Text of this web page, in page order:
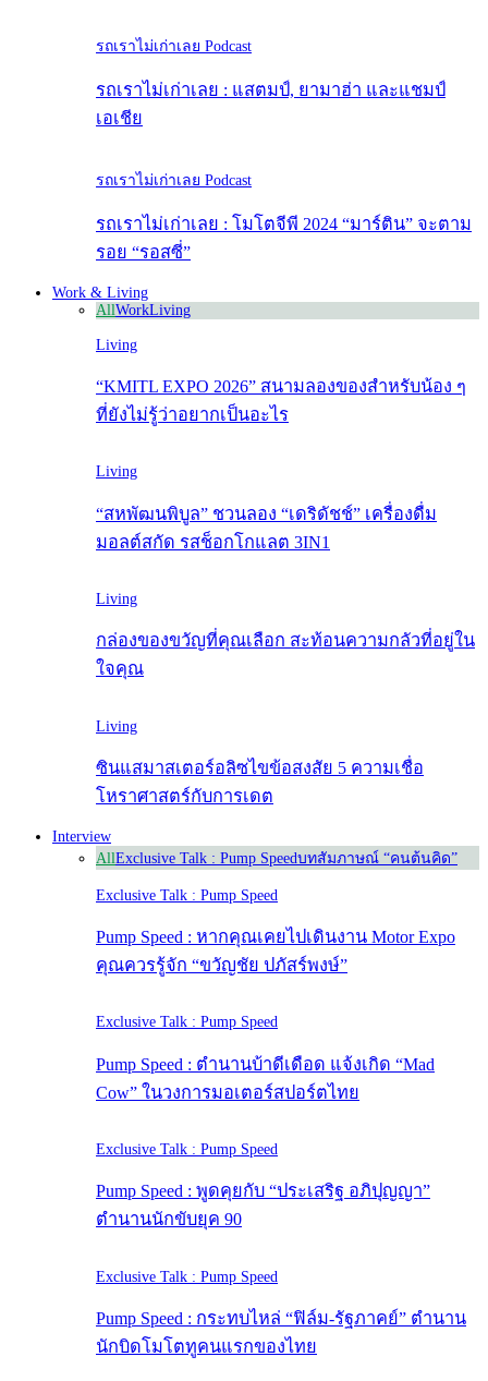
รถเราไม่เก่าเลย Podcast
รถเราไม่เก่าเลย : แสตมป์, ยามาฮ่า และแชมป์
เอเชีย
รถเราไม่เก่าเลย Podcast
รถเราไม่เก่าเลย : โมโตจีพี 2024 “มาร์ติน” จะตาม
รอย “รอสซี่”
Work & Living
AllWorkLiving
Living
“KMITL EXPO 2026” สนามลองของสำหรับน้อง ๆ
ที่ยังไม่รู้ว่าอยากเป็นอะไร
Living
“สหพัฒนพิบูล” ชวนลอง “เดริดัชช์” เครื่องดื่ม
มอลต์สกัด รสช็อกโกแลต 3IN1
Living
กล่องของขวัญที่คุณเลือก สะท้อนความกลัวที่อยู่ใน
ใจคุณ
Living
ซินแสมาสเตอร์อลิซไขข้อสงสัย 5 ความเชื่อ
โหราศาสตร์กับการเดต
Interview
AllExclusive Talk : Pump Speedบทสัมภาษณ์ “คนต้นคิด”
Exclusive Talk : Pump Speed
Pump Speed : หากคุณเคยไปเดินงาน Motor Expo
คุณควรรู้จัก “ขวัญชัย ปภัสร์พงษ์”
Exclusive Talk : Pump Speed
Pump Speed : ตำนานบ้าดีเดือด แจ้งเกิด “Mad
Cow” ในวงการมอเตอร์สปอร์ตไทย
Exclusive Talk : Pump Speed
Pump Speed : พูดคุยกับ “ประเสริฐ อภิปุญญา”
ตำนานนักขับยุค 90
Exclusive Talk : Pump Speed
Pump Speed : กระทบไหล่ “ฟิล์ม-รัฐภาคย์” ตำนาน
นักบิดโมโตทูคนแรกของไทย